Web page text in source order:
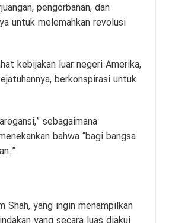
pengorbanan, dan
untuk melemahkan revolusi
kebijakan luar negeri Amerika,
berkonspirasi untuk
sebagaimana
bahwa “bagi bangsa
yang ingin menampilkan